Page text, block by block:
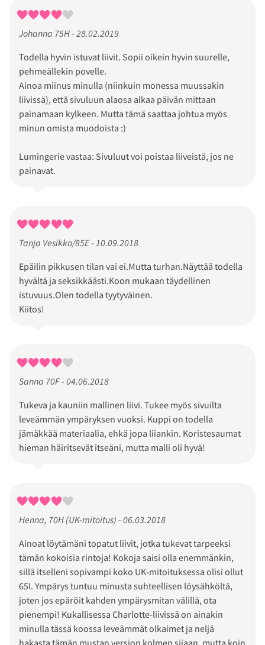
Johanna 75H - 28.02.2019
Todella hyvin istuvat liivit. Sopii oikein hyvin suurelle,
pehmeällekin povelle.
Ainoa miinus minulla (niinkuin monessa muussakin
liivissä), että sivuluun alaosa alkaa päivän mittaan
painamaan kylkeen. Mutta tämä saattaa johtua myös
minun omista muodoista :)
Lumingerie vastaa: Sivuluut voi poistaa liiveistä, jos ne
painavat.
Tanja Vesikko/85E - 10.09.2018
Epäilin pikkusen tilan vai ei.Mutta turhan.Näyttää todella
hyvältä ja seksikkäästi.Koon mukaan täydellinen
istuvuus.Olen todella tyytyväinen.
Kiitos!
Sanna 70F - 04.06.2018
Tukeva ja kauniin mallinen liivi. Tukee myös sivuilta
leveämmän ympäryksen vuoksi. Kuppi on todella
jämäkkää materiaalia, ehkä jopa liiankin. Koristesaumat
hieman häiritsevät itseäni, mutta malli oli hyvä!
Henna, 70H (UK-mitoitus) - 06.03.2018
Ainoat löytämäni topatut liivit, jotka tukevat tarpeeksi
tämän kokoisia rintoja! Kokoja saisi olla enemmänkin,
sillä itselleni sopivampi koko UK-mitoituksessa olisi ollut
65I. Ympärys tuntuu minusta suhteellisen löysähköltä,
joten jos epäröit kahden ympärysmitan välillä, ota
pienempi! Kukallisessa Charlotte-liivissä on ainakin
minulla tässä koossa leveämmät olkaimet ja neljä